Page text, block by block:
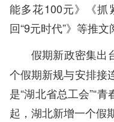
能多花100元》《抓
回“9元时代”》等推文
假期新政密集出
个假期新规与安排接
是“湖北省总工会”“
起，湖北新增一个假